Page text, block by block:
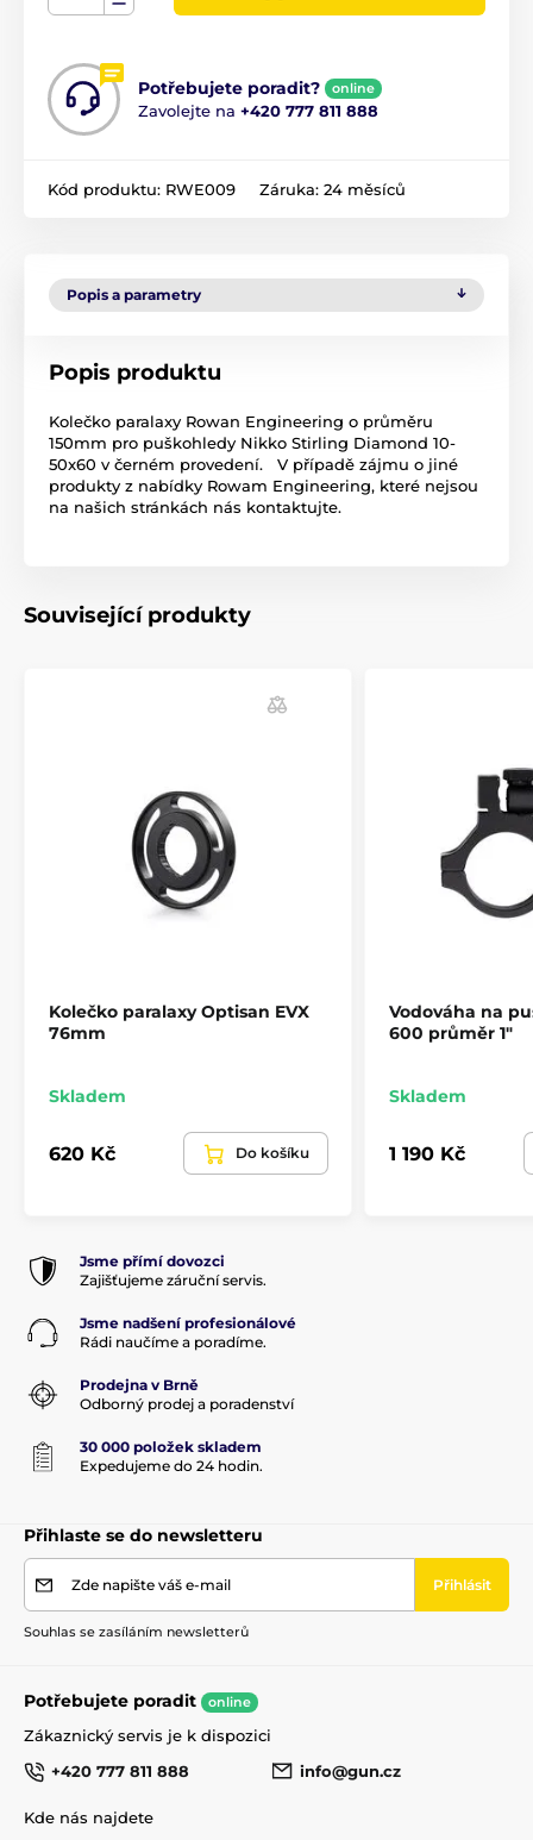
Potřebujete poradit? online
Zavolejte na +420 777 811 888
Kód produktu: RWE009 Záruka: 24 měsíců
Popis a parametry
Popis produktu
Kolečko paralaxy Rowan Engineering o průměru
150mm pro puškohledy Nikko Stirling Diamond 10-
50x60 v černém provedení. V případě zájmu o jiné
produkty z nabídky Rowam Engineering, které nejsou
na našich stránkách nás kontaktujte.
Související produkty
Kolečko paralaxy Optisan EVX
76mm
Skladem
620 Kč Do košíku
Vodováha na
600 průměr 1"
Skladem
1 190 Kč
Jsme přímí dovozci
Zajišťujeme záruční servis.
Jsme nadšení profesionálové
Rádi naučíme a poradíme.
Prodejna v Brně
Odborný prodej a poradenství
30 000 položek skladem
Expedujeme do 24 hodin.
Přihlaste se do newsletteru
Zde napište váš e-mail Přihlásit
Souhlas se zasíláním newsletterů
Potřebujete poradit online
Zákaznický servis je k dispozici
+420 777 811 888
info@gun.cz
Kde nás najdete